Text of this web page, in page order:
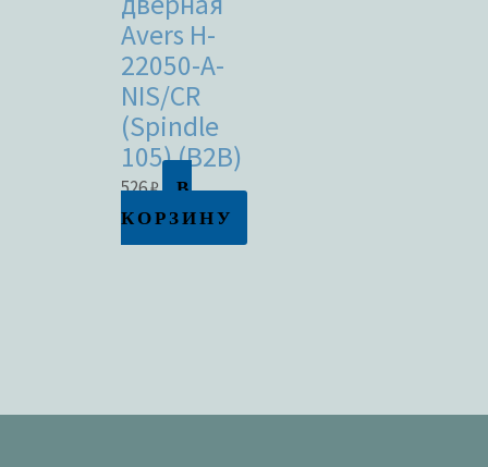
Avers H-
22050-A-
NIS/CR
(Spindle
105) (B2B)
526₽
В
КОРЗИНУ